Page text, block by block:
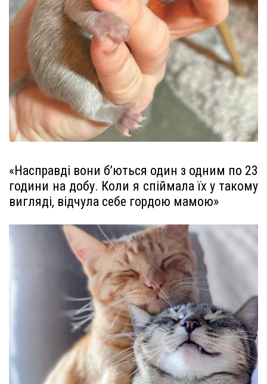
«Насправді вони б’ються один з одним по 23
години на добу. Коли я спіймала їх у такому
вигляді, відчула себе гордою мамою»